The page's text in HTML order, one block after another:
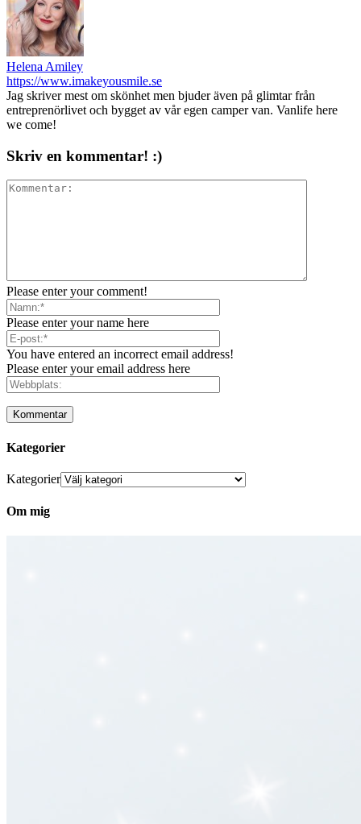
Helena Amiley
https://www.imakeyousmile.se
Jag skriver mest om skönhet men bjuder även på glimtar från
entreprenörlivet och bygget av vår egen camper van. Vanlife here
we come!
Skriv en kommentar! :)
Please enter your comment!
Please enter your name here
You have entered an incorrect email address!
Please enter your email address here
Kategorier
Kategorier
Om mig